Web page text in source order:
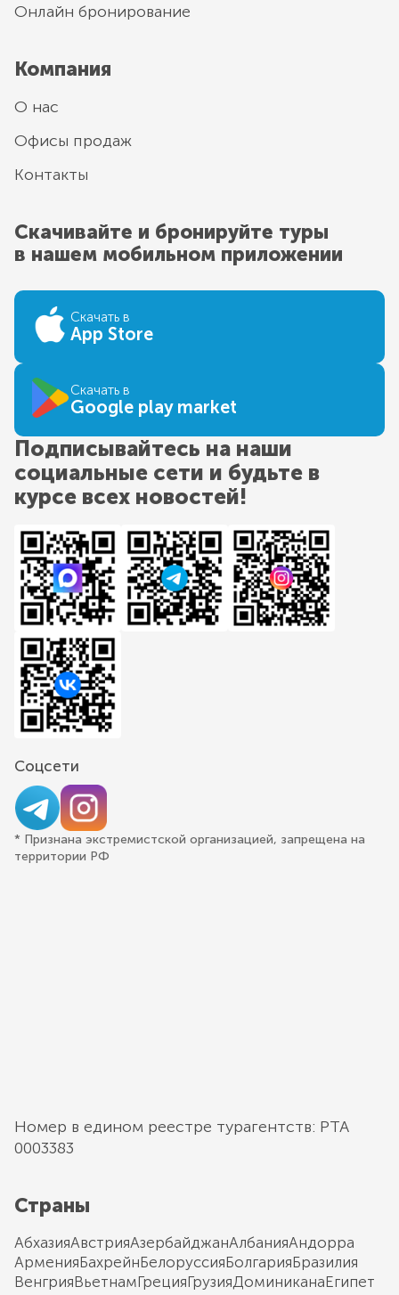
Онлайн бронирование
Компания
О нас
Офисы продаж
Контакты
Скачивайте и бронируйте туры
в нашем мобильном приложении
Скачать в
App Store
Скачать в
Google play market
Подписывайтесь на наши
социальные сети и будьте в
курсе всех новостей!
Соцсети
* Признана экстремистской организацией, запрещена на
территории РФ
Номер в едином реестре турагентств: РТА
0003383
Страны
АбхазияАвстрияАзербайджанАлбанияАндорра
АрменияБахрейнБелоруссияБолгарияБразилия
ВенгрияВьетнамГрецияГрузияДоминиканаЕгипет